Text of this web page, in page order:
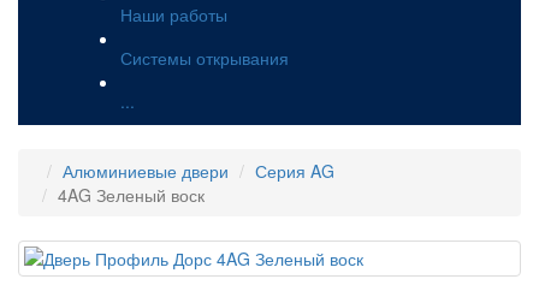
Наши работы
Системы открывания
...
Алюминиевые двери
Серия AG
4AG Зеленый воск